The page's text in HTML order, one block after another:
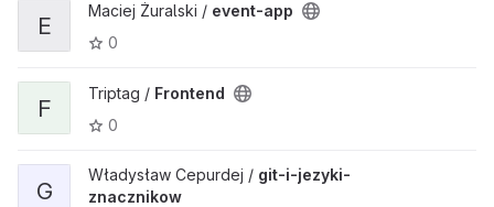
E
Maciej Żuralski / event-app
0
F
Triptag / Frontend
0
G
Władysław Cepurdej / git-i-jezyki-
znacznikow